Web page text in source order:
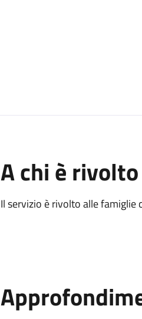
A chi è rivolto
Il servizio è rivolto alle famiglie